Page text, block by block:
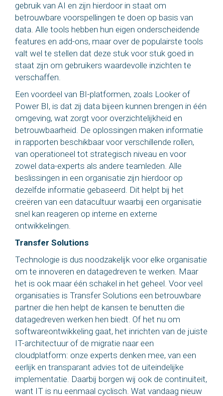
gebruik van AI en zijn hierdoor in staat om
betrouwbare voorspellingen te doen op basis van
data. Alle tools hebben hun eigen onderscheidende
features en add-ons, maar over de populairste tools
valt wel te stellen dat deze stuk voor stuk goed in
staat zijn om gebruikers waardevolle inzichten te
verschaffen.
Een voordeel van BI-platformen, zoals Looker of
Power BI, is dat zij data bijeen kunnen brengen in één
omgeving, wat zorgt voor overzichtelijkheid en
betrouwbaarheid. De oplossingen maken informatie
in rapporten beschikbaar voor verschillende rollen,
van operationeel tot strategisch niveau en voor
zowel data-experts als andere teamleden. Alle
beslissingen in een organisatie zijn hierdoor op
dezelfde informatie gebaseerd. Dit helpt bij het
creëren van een datacultuur waarbij een organisatie
snel kan reageren op interne en externe
ontwikkelingen.
Transfer Solutions
Technologie is dus noodzakelijk voor elke organisatie
om te innoveren en datagedreven te werken. Maar
het is ook maar één schakel in het geheel. Voor veel
organisaties is Transfer Solutions een betrouwbare
partner die hen helpt de kansen te benutten die
datagedreven werken hen biedt. Of het nu om
softwareontwikkeling gaat, het inrichten van de juiste
IT-architectuur of de migratie naar een
cloudplatform: onze experts denken mee, van een
eerlijk en transparant advies tot de uiteindelijke
implementatie. Daarbij borgen wij ook de continuïteit,
want IT is nu eenmaal cyclisch. Wat vandaag nieuw